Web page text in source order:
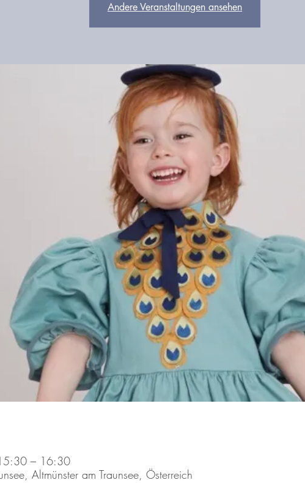
Andere Veranstaltungen ansehen
– 16:30
Altmünster am Traunsee, Österreich